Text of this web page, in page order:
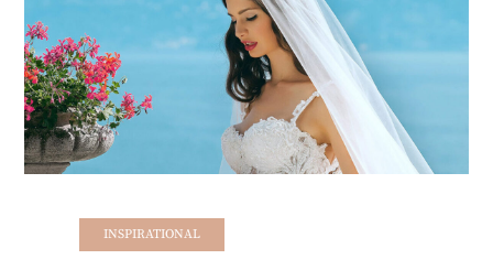
INSPIRATIONAL